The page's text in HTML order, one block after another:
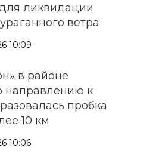
ликвидации
ветра
10:09
в районе
направлению к
пробка
10 км
10:06